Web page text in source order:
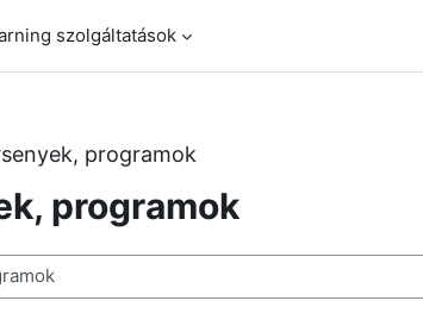
szolgáltatások
programok
programok